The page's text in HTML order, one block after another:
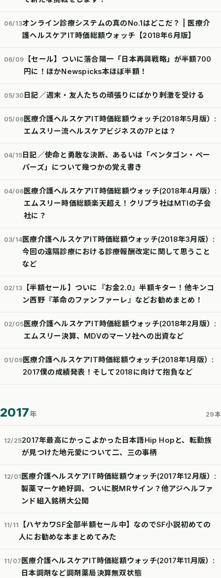
06/13オンライン診療システムの真のNo.1はどこだ？ | 医療介
護ヘルスケアIT時価総額ウォッチ【2018年6月版】
06/09
【セール】ついに落合陽一「日本再興戦略」が半額700
円に！ほかNewspicks本ほぼ半額！
05/30 日記／週末・友人たちの頑張りにばかり刺激を受ける
05/06医療介護ヘルスケアIT時価総額ウォッチ(2018年5月版）:
エムスリー流ヘルスケアビジネスの7Pとは？
04/15日記／使命と勇敢な決断、あるいは「ペンタゴン・ペー
パーズ」について幾つかの覚え書き
04/06医療介護ヘルスケアIT時価総額ウォッチ(2018年4月版）:
エムスリー時価総額楽天超え！クリプラ社はMTIの子会
社に？
03/14医療介護ヘルスケアIT時価総額ウォッチ(2018年3月版）:
今回の遠隔診療における診療報酬改定に関して思うこと
など
02/13
【半額セール】ついに『お金2.0』半額キター！他キンコ
ン西野『革命のファンファーレ』などお勧めまとめ！
02/05医療介護ヘルスケアIT時価総額ウォッチ(2018年2月版）:
エムスリー決算、MDVのマーソ社への出資など
01/09医療介護ヘルスケアIT時価総額ウォッチ(2018年1月版）:
2017僕の成績発表！そして2018に向けて抱負など
2017年 29本
12/252017年最高にかっこよかった日本語Hip Hopと、転勤族
が見つけた地元愛について二、三の事柄
12/01医療介護ヘルスケアIT時価総額ウォッチ(2017年12月版）:
製薬マーケ絶好調、ついに脱MRサイン？他アジヘルファ
ンド組入銘柄大公開
11/11
【ハヤカワSF全部半額セール中】なのでSF小説初めての
人にお勧めな本まとめてみた
11/07医療介護ヘルスケアIT時価総額ウォッチ(2017年11月版）:
日本調剤など調剤薬局決算無双状態